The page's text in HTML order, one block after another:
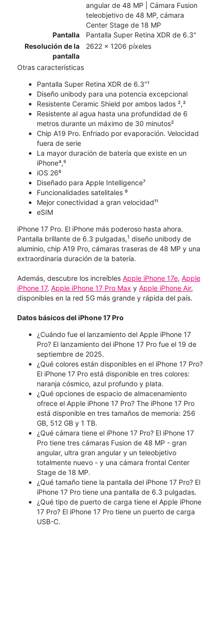
angular de 48 MP | Cámara Fusion
teleobjetivo de 48 MP, cámara
Center Stage de 18 MP
Pantalla
Pantalla Super Retina XDR de 6.3"
Resolución de la
pantalla
2622 x 1206 píxeles
Otras características
Pantalla Super Retina XDR de 6.3"¹
Diseño unibody para una potencia excepcional
Resistente Ceramic Shield por ambos lados ²,³
Resistente al agua hasta una profundidad de 6
metros durante un máximo de 30 minutos²
Chip A19 Pro. Enfriado por evaporación. Velocidad
fuera de serie
La mayor duración de batería que existe en un
iPhone⁴,⁵
iOS 26⁶
Diseñado para Apple Intelligence⁷
Funcionalidades satelitales ⁹
Mejor conectividad a gran velocidad¹¹
eSIM
iPhone 17 Pro. El iPhone más poderoso hasta ahora.
Pantalla brillante de 6.3 pulgadas,1 diseño unibody de
aluminio, chip A19 Pro, cámaras traseras de 48 MP y una
extraordinaria duración de la batería.
Además, descubre los increíbles Apple iPhone 17e, Apple
iPhone 17, Apple iPhone 17 Pro Max y Apple iPhone Air,
disponibles en la red 5G más grande y rápida del país.
Datos básicos del iPhone 17 Pro
¿Cuándo fue el lanzamiento del Apple iPhone 17
Pro? El lanzamiento del iPhone 17 Pro fue el 19 de
septiembre de 2025.
¿Qué colores están disponibles en el iPhone 17 Pro?
El iPhone 17 Pro está disponible en tres colores:
naranja cósmico, azul profundo y plata.
¿Qué opciones de espacio de almacenamiento
ofrece el Apple iPhone 17 Pro? The iPhone 17 Pro
está disponible en tres tamaños de memoria: 256
GB, 512 GB y 1 TB.
¿Qué cámara tiene el iPhone 17 Pro? El iPhone 17
Pro tiene tres cámaras Fusion de 48 MP - gran
angular, ultra gran angular y un teleobjetivo
totalmente nuevo - y una cámara frontal Center
Stage de 18 MP.
¿Qué tamaño tiene la pantalla del iPhone 17 Pro? El
iPhone 17 Pro tiene una pantalla de 6.3 pulgadas.
¿Qué tipo de puerto de carga tiene el Apple iPhone
17 Pro? El iPhone 17 Pro tiene un puerto de carga
USB-C.